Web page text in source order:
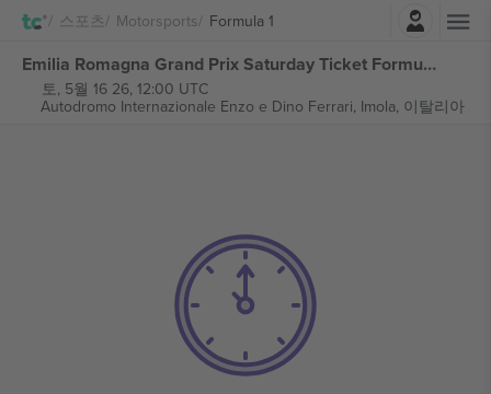
스포츠 Motorsports Formula 1
Emilia Romagna Grand Prix Saturday Ticket Formula 1 티켓
토, 5월 16 26, 12:00 UTC
Autodromo Internazionale Enzo e Dino Ferrari, Imola, 이탈리아